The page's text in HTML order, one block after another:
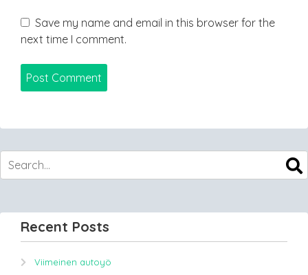
Save my name and email in this browser for the
next time I comment.
Recent Posts
Viimeinen autoyö